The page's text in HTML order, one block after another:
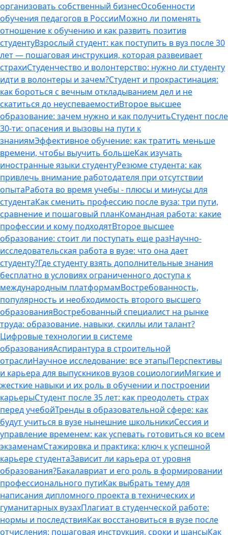
организовать собственный бизнесОсобенности
обучения педагогов в РоссииМожно ли поменять
отношение к обучению и как развить позитив
студентуВзрослый студент: как поступить в вуз после 30
лет — пошаговая инструкция, которая развеивает
страхиСтуденчество и волонтерство: нужно ли cтуденту
идти в волонтеры и зачем?Студент и прокрастинация:
как бороться с вечным откладыванием дел и не
скатиться до неуспеваемостиВторое высшее
образование: зачем нужно и как получитьСтудент после
30-ти: опасения и вызовы на пути к
знаниямЭффективное обучение: как тратить меньше
времени, чтобы выучить большеКак изучать
иностранные языки студентуРезюме студента: как
привлечь внимание работодателя при отсутствии
опытаРабота во время учебы - плюсы и минусы для
студентаКак сменить профессию после вуза: три пути,
сравнение и пошаговый планКомандная работа: какие
профессии и кому подходятВторое высшее
образование: стоит ли поступать еще разНаучно-
исследовательская работа в вузе: что она дает
студенту?Где студенту взять дополнительные знания
бесплатно в условиях ограниченного доступа к
международным платформамВостребованность,
популярность и необходимость второго высшего
образованияВостребованный специалист на рынке
труда: образование, навыки, скиллы или талант?
Цифровые технологии в системе
образованияАспирантура в строительной
отраслиНаучное исследование: все этапыПерспективы
и карьера для выпускников вузов социологииМягкие и
жесткие навыки и их роль в обучении и построении
карьерыСтудент после 35 лет: как преодолеть страх
перед учебойТренды в образовательной сфере: как
будут учиться в вузе нынешние школьникиСессия и
управление временем: как успевать готовиться ко всем
экзаменамСтажировка и практика: ключ к успешной
карьере студентаЗависит ли карьера от уровня
образования?Бакалавриат и его роль в формировании
профессионального путиКак выбрать тему для
написания дипломного проекта в технических и
гуманитарных вузахПлагиат в студенческой работе:
нормы и последствияКак восстановиться в вузе после
отчисления: пошаговая инструкция, сроки и шансыКак